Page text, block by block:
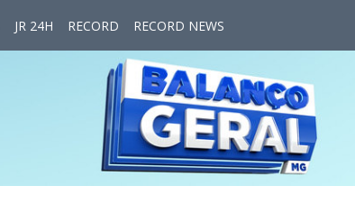
JR 24H RECORD RECORD NEWS